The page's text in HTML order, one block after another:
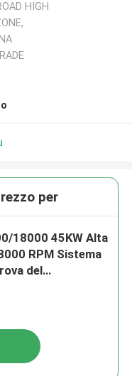
HIGH
per
18000 45KW Alta
RPM Sistema
del